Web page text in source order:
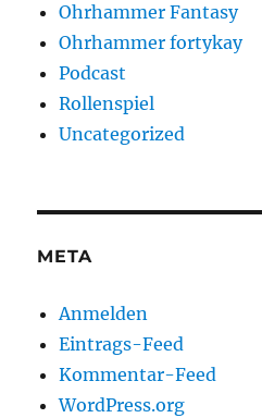
Ohrhammer Fantasy
Ohrhammer fortykay
Podcast
Rollenspiel
Uncategorized
META
Anmelden
Eintrags-Feed
Kommentar-Feed
WordPress.org